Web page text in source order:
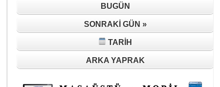
BUGÜN
SONRAKI GÜN »
TARIH
ARKA YAPRAK